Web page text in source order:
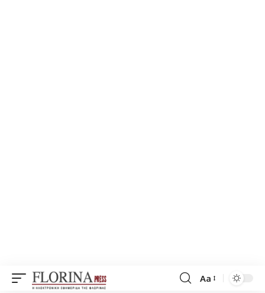
Font
Aa